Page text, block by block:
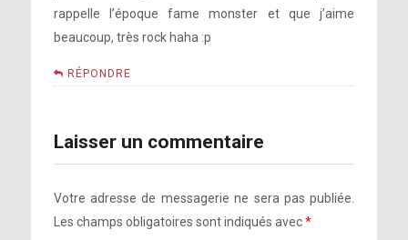
rappelle l’époque fame monster et que j’aime
beaucoup, très rock haha :p
RÉPONDRE
Laisser un commentaire
Votre adresse de messagerie ne sera pas publiée.
Les champs obligatoires sont indiqués avec*